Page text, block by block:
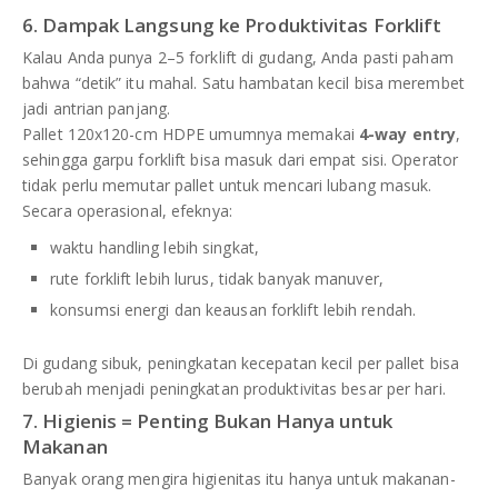
6. Dampak Langsung ke Produktivitas Forklift
Kalau Anda punya 2–5 forklift di gudang, Anda pasti paham
bahwa “detik” itu mahal. Satu hambatan kecil bisa merembet
jadi antrian panjang.
Pallet 120x120-cm HDPE umumnya memakai 4-way entry,
sehingga garpu forklift bisa masuk dari empat sisi. Operator
tidak perlu memutar pallet untuk mencari lubang masuk.
Secara operasional, efeknya:
waktu handling lebih singkat,
rute forklift lebih lurus, tidak banyak manuver,
konsumsi energi dan keausan forklift lebih rendah.
Di gudang sibuk, peningkatan kecepatan kecil per pallet bisa
berubah menjadi peningkatan produktivitas besar per hari.
7. Higienis = Penting Bukan Hanya untuk
Makanan
Banyak orang mengira higienitas itu hanya untuk makanan-